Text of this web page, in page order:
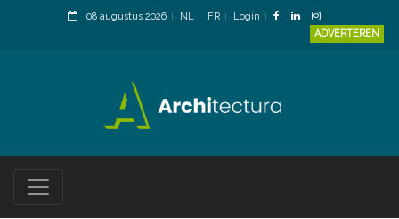
08 augustus 2026 NL FR
Login
ADVERTEREN